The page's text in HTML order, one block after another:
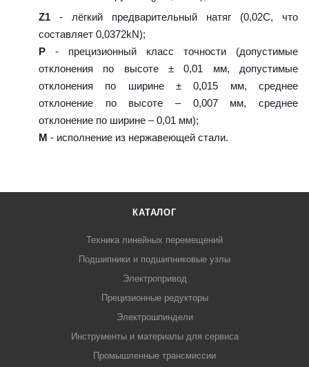
Z1 - лёгкий предварительный натяг (0,02C, что
составляет 0,0372kN);
P - прецизионный класс точности (допустимые
отклонения по высоте ± 0,01 мм, допустимые
отклонения по ширине ± 0,015 мм, среднее
отклонение по высоте – 0,007 мм, среднее
отклонение по ширине – 0,01 мм);
M - исполнение из нержавеющей стали.
КАТАЛОГ
Техника линейных перемещений
Подшипники и подшипниковые узлы
Электропривод
Прецизионные редукторы
Электрошпиндели
Инструменты и материалы для сервиса
Промышленные трансмиссии